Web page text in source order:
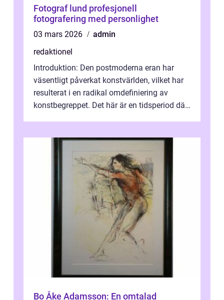
Fotograf lund profesjonell
fotografering med personlighet
03 mars 2026
admin
redaktionel
Introduktion: Den postmoderna eran har
väsentligt påverkat konstvärlden, vilket har
resulterat i en radikal omdefiniering av
konstbegreppet. Det här är en tidsperiod där
Bo Åke Adamsson: En omtalad